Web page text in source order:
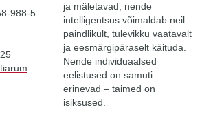
988-5
ja mäletavad, nende
intelligentsus võimaldab neil
paindlikult, tulevikku vaatavalt
ja eesmärgipäraselt käituda.
Nende individuaalsed
eelistused on samuti
erinevad – taimed on
isiksused.